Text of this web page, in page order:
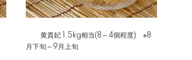
黄貴妃 1.5kg相当(8～4個程度) ※8
月下旬～9月上旬